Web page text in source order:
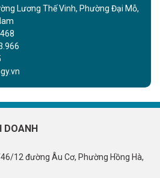
Lương Thế Vinh, Phường Đại Mỗ,
12 đường Âu Cơ, Phường Hồng Hà,